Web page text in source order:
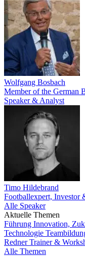
Wolfgang Bosbach
Member of the German
Speaker & Analyst
Timo Hildebrand
Footballexpert, Investor
Alle Speaker
Aktuelle Themen
Führung Innovation,
Technologie
RednerTrainer &
Alle Themen